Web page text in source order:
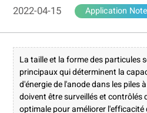
2022-04-15 Application Note
La taille et la forme des particules
principaux qui déterminent la
d'énergie de l'anode dans les piles
doivent être surveillés et contrôlés
optimale pour améliorer l'efficacité